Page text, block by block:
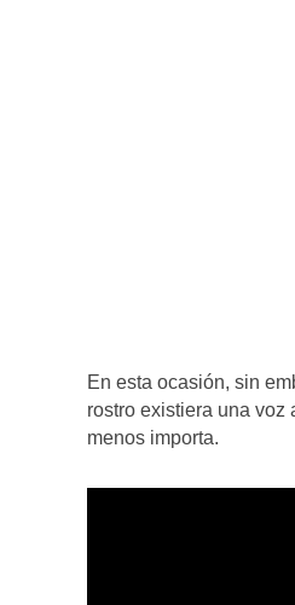
En esta ocasión, sin
rostro existiera una voz
menos importa.